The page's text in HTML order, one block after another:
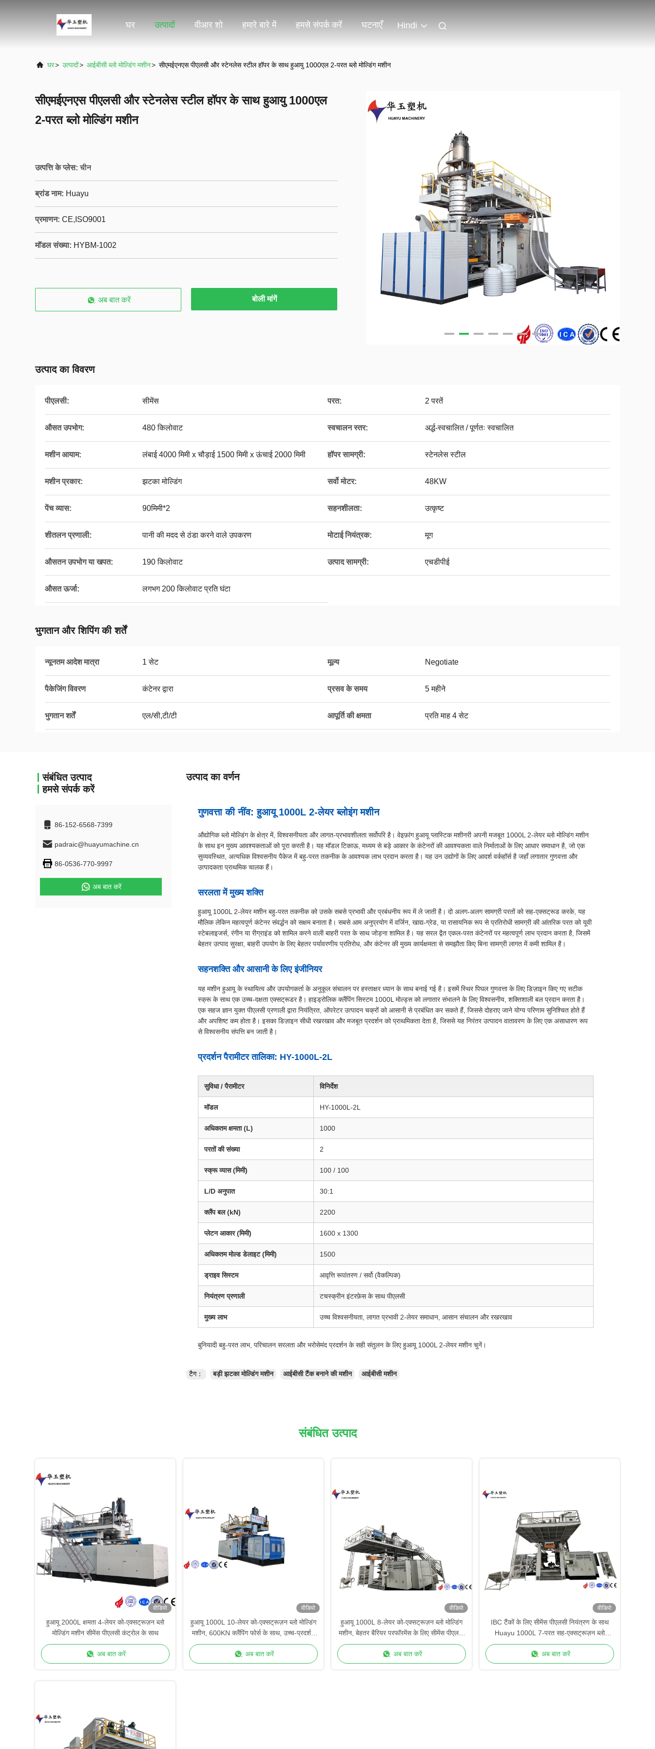
घर उत्पादों वीआर शो हमारे बारे में हमसे संपर्क करें घटनाएँ Hindi
घर> उत्पादों> आईबीसी ब्लो मोल्डिंग मशीन> सीएमईएनएस पीएलसी और स्टेनलेस स्टील हॉपर के साथ हुआयु 1000एल 2-परत ब्लो मोल्डिंग मशीन
सीएमईएनएस पीएलसी और स्टेनलेस स्टील हॉपर के साथ हुआयु 1000एल
2-परत ब्लो मोल्डिंग मशीन
उत्पत्ति के प्लेस: चीन
ब्रांड नाम: Huayu
प्रमाणन: CE,ISO9001
मॉडल संख्या: HYBM-1002
अब बात करें बोली मांगें
उत्पाद का विवरण
पीएलसी: सीमेंस परत: 2 परतें
औसत उपभोग: 480 किलोवाट स्वचालन स्तर: अर्द्ध-स्वचालित / पूर्णतः स्वचालित
मशीन आयाम: लंबाई 4000 मिमी x चौड़ाई 1500 मिमी x ऊंचाई 2000 मिमी हॉपर सामग्री: स्टेनलेस स्टील
मशीन प्रकार: झटका मोल्डिंग सर्वो मोटर: 48KW
पेंच व्यास: 90मिमी*2 सहनशीलता: उत्कृष्ट
शीतलन प्रणाली: पानी की मदद से ठंडा करने वाले उपकरण मोटाई नियंत्रक: मूग
औसतन उपभोग या खपत: 190 किलोवाट उत्पाद सामग्री: एचडीपीई
औसत ऊर्जा: लगभग 200 किलोवाट प्रति घंटा
भुगतान और शिपिंग की शर्तें
न्यूनतम आदेश मात्रा 1 सेट मूल्य Negotiate
पैकेजिंग विवरण कंटेनर द्वारा प्रसव के समय 5 महीने
भुगतान शर्तें एल/सी,टी/टी आपूर्ति की क्षमता प्रति माह 4 सेट
संबंधित उत्पाद
हमसे संपर्क करें
86-152-6568-7399
padraic@huayumachine.cn
86-0536-770-9997
अब बात करें
उत्पाद का वर्णन
गुणवत्ता की नींव: हुआयू 1000L 2-लेयर ब्लोइंग मशीन
औद्योगिक ब्लो मोल्डिंग के क्षेत्र में, विश्वसनीयता और लागत-प्रभावशीलता सर्वोपरि है। वेइफ़ांग हुआयू प्लास्टिक मशीनरी अपनी मजबूत 1000L 2-लेयर ब्लो मोल्डिंग मशीन
के साथ इन मुख्य आवश्यकताओं को पूरा करती है। यह मॉडल टिकाऊ, मध्यम से बड़े आकार के कंटेनरों की आवश्यकता वाले निर्माताओं के लिए आधार समाधान है, जो एक
सुव्यवस्थित, अत्यधिक विश्वसनीय पैकेज में बहु-परत तकनीक के आवश्यक लाभ प्रदान करता है। यह उन उद्योगों के लिए आदर्श वर्कहॉर्स है जहाँ लगातार गुणवत्ता और
उत्पादकता प्राथमिक चालक हैं।
सरलता में मुख्य शक्ति
हुआयू 1000L 2-लेयर मशीन बहु-परत तकनीक को उसके सबसे प्रभावी और प्रबंधनीय रूप में ले जाती है। दो अलग-अलग सामग्री परतों को सह-एक्सट्रूड करके, यह
मौलिक लेकिन महत्वपूर्ण कंटेनर संवर्द्धन को सक्षम बनाता है। सबसे आम अनुप्रयोग में वर्जिन, खाद्य-ग्रेड, या रासायनिक रूप से प्रतिरोधी सामग्री की आंतरिक परत को यूवी
स्टेबलाइजर्स, रंगीन या रीग्राइंड को शामिल करने वाली बाहरी परत के साथ जोड़ना शामिल है। यह सरल द्वैत एकल-परत कंटेनरों पर महत्वपूर्ण लाभ प्रदान करता है, जिसमें
बेहतर उत्पाद सुरक्षा, बाहरी उपयोग के लिए बेहतर पर्यावरणीय प्रतिरोध, और कंटेनर की मुख्य कार्यक्षमता से समझौता किए बिना सामग्री लागत में कमी शामिल है।
सहनशक्ति और आसानी के लिए इंजीनियर
यह मशीन हुआयू के स्थायित्व और उपयोगकर्ता के अनुकूल संचालन पर हस्ताक्षर ध्यान के साथ बनाई गई है। इसमें स्थिर पिघल गुणवत्ता के लिए डिज़ाइन किए गए सटीक
स्क्रू के साथ एक उच्च-दक्षता एक्सट्रूडर है। हाइड्रोलिक क्लैंपिंग सिस्टम 1000L मोल्ड्स को लगातार संभालने के लिए विश्वसनीय, शक्तिशाली बल प्रदान करता है।
एक सहज ज्ञान युक्त पीएलसी प्रणाली द्वारा नियंत्रित, ऑपरेटर उत्पादन चक्रों को आसानी से प्रबंधित कर सकते हैं, जिससे दोहराए जाने योग्य परिणाम सुनिश्चित होते हैं
और अपशिष्ट कम होता है। इसका डिज़ाइन सीधी रखरखाव और मजबूत प्रदर्शन को प्राथमिकता देता है, जिससे यह निरंतर उत्पादन वातावरण के लिए एक असाधारण रूप
से विश्वसनीय संपत्ति बन जाती है।
प्रदर्शन पैरामीटर तालिका: HY-1000L-2L
सुविधा / पैरामीटर विनिर्देश
मॉडल HY-1000L-2L
अधिकतम क्षमता (L) 1000
परतों की संख्या 2
स्क्रू व्यास (मिमी) 100 / 100
L/D अनुपात 30:1
क्लैंप बल (kN) 2200
प्लेटन आकार (मिमी) 1600 x 1300
अधिकतम मोल्ड डेलाइट (मिमी) 1500
ड्राइव सिस्टम आवृत्ति रूपांतरण / सर्वो (वैकल्पिक)
नियंत्रण प्रणाली टचस्क्रीन इंटरफ़ेस के साथ पीएलसी
मुख्य लाभ उच्च विश्वसनीयता, लागत प्रभावी 2-लेयर समाधान, आसान संचालन और रखरखाव
बुनियादी बहु-परत लाभ, परिचालन सरलता और भरोसेमंद प्रदर्शन के सही संतुलन के लिए हुआयू 1000L 2-लेयर मशीन चुनें।
टैग： बड़ी झटका मोल्डिंग मशीन आईबीसी टैंक बनाने की मशीन आईबीसी मशीन
संबंधित उत्पाद
वीडियो
हुआयू 2000L क्षमता 4-लेयर को-एक्सट्रूज़न ब्लो
मोल्डिंग मशीन सीमेंस पीएलसी कंट्रोल के साथ
अब बात करें
वीडियो
हुआयू 1000L 10-लेयर को-एक्सट्रूज़न ब्लो मोल्डिंग
मशीन, 600KN क्लैंपिंग फोर्स के साथ, उच्च-प्रदर्शन
कंटेनरों के लिए
अब बात करें
वीडियो
हुआयू 1000L 8-लेयर को-एक्सट्रूज़न ब्लो मोल्डिंग
मशीन, बेहतर बैरियर परफॉरमेंस के लिए सीमेंस पीएलसी
कंट्रोल के साथ
अब बात करें
वीडियो
IBC टैंकों के लिए सीमेंस पीएलसी नियंत्रण के साथ
Huayu 1000L 7-परत सह-एक्सट्रूज़न ब्लो
मोल्डिंग मशीन
अब बात करें